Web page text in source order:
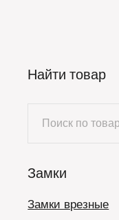
Найти товар
Замки
Замки врезные